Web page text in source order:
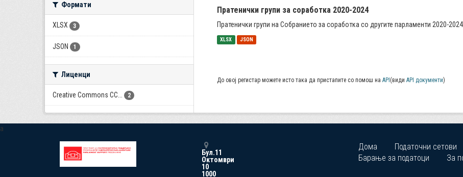
Формати
XLSX 3
JSON 1
Лиценци
Creative Commons CC... 2
Пратенички групи за соработка 2020-2024
Пратенички групи на Собранието за соработка со другите парламенти 2020-2024
XLSX JSON
До овој регистар можете исто така да пристапите со помош на API (види API документи)
a
Бул.11
Октомври
10
1000
Дома Податочни сетови
Барање за податоци
За